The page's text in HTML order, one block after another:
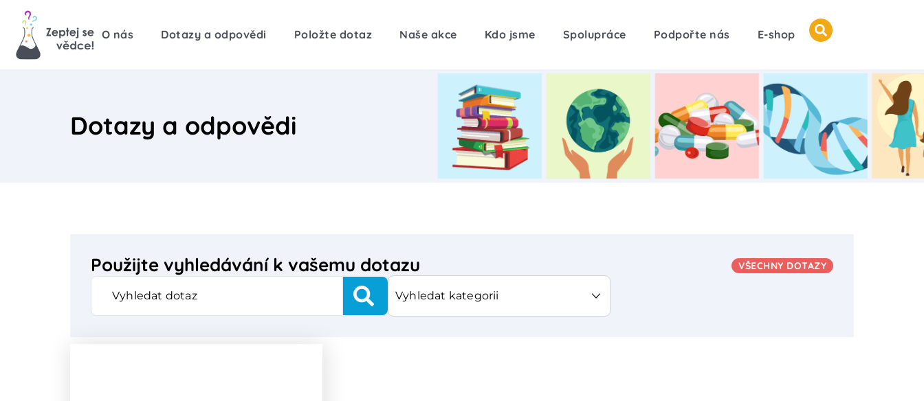
O nás Dotazy a odpovědi Položte dotaz Naše akce Kdo jsme Spolupráce Podpořte nás E-shop
Dotazy a odpovědi
Použijte vyhledávání k vašemu dotazu VŠECHNY DOTAZY